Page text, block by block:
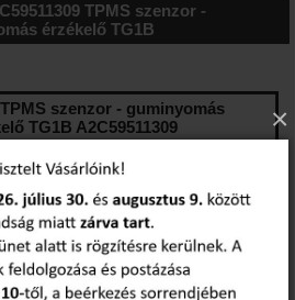
×
TPMS szenzor -
érzékelő TG1B
TPMS szenzor - guminyomás
TG1B A2C59511309
kedvezményes ár: ajánlat kérése
Km/h